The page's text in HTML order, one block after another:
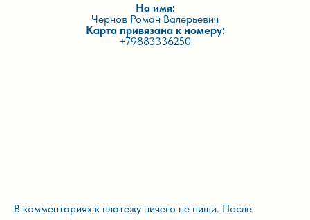
На имя:
Чернов Роман Валерьевич
Карта привязана к номеру:
+79883336250
В комментариях к платежу ничего не пиши. После